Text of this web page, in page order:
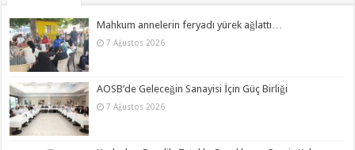
Mahkum annelerin feryadı yürek ağlattı…
7 Ağustos 2026
AOSB’de Geleceğin Sanayisi İçin Güç Birliği
7 Ağustos 2026